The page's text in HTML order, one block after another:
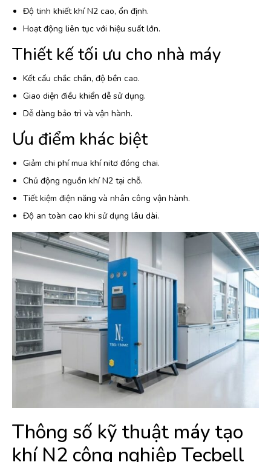
Độ tinh khiết khí N2 cao, ổn định.
Hoạt động liên tục với hiệu suất lớn.
Thiết kế tối ưu cho nhà máy
Kết cấu chắc chắn, độ bền cao.
Giao diện điều khiển dễ sử dụng.
Dễ dàng bảo trì và vận hành.
Ưu điểm khác biệt
Giảm chi phí mua khí nitơ đóng chai.
Chủ động nguồn khí N2 tại chỗ.
Tiết kiệm điện năng và nhân công vận hành.
Độ an toàn cao khi sử dụng lâu dài.
Thông số kỹ thuật máy tạo
khí N2 công nghiệp Tecbell